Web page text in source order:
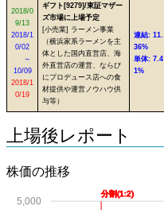
2018/0
9/13
2018/1
0/02
～
10/09
2018/1
0/19
ギフト[9279]/東証マザー
ズ市場に上場予定
[小売業] ラーメン事業
（横浜家系ラーメンを主
体とした国内直営店、海
外直営店の運営、ならび
にプロデュース店への食
材提供や運営ノウハウ供
与等）
連結: 11.
36%
単体: 7.4
1%
上場後レポート
株価の推移
5,000
分割(1:2)